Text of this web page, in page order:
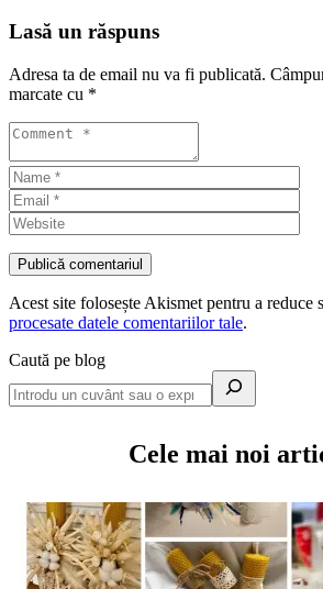
Lasă un răspuns
Adresa ta de email nu va fi publicată.
marcate cu *
Acest site folosește Akismet pentru a reduce
procesate datele comentariilor tale.
Caută pe blog
Cele mai noi